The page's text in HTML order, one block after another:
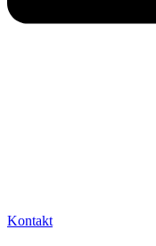
Kontakt